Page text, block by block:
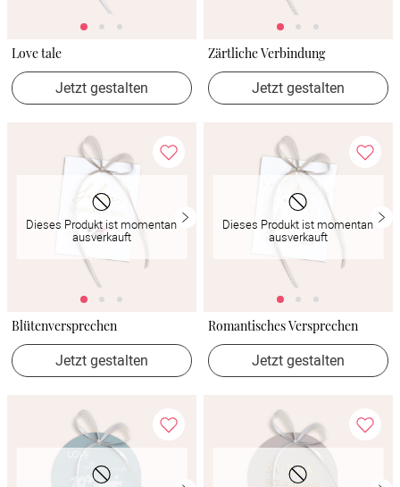
Love tale
Jetzt gestalten
Zärtliche Verbindung
Jetzt gestalten
Dieses Produkt ist momentan
ausverkauft
Blütenversprechen
Jetzt gestalten
Dieses Produkt ist momentan
ausverkauft
Romantisches Versprechen
Jetzt gestalten